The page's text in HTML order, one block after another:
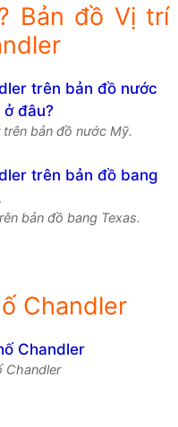
Bản đồ Vị trí
bản đồ nước Mỹ.
bản đồ bang Texas.
Chandler
Chandler